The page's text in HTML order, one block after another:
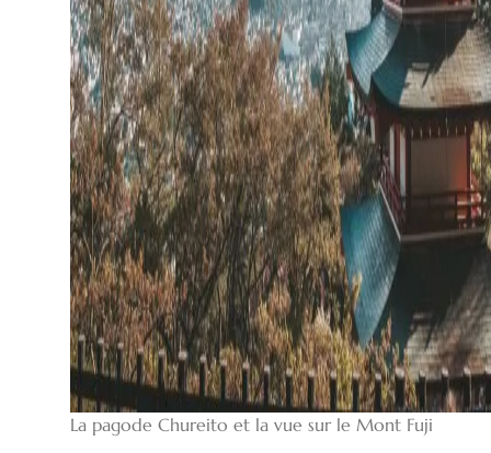
La pagode Chureito et la vue sur le Mont Fuji